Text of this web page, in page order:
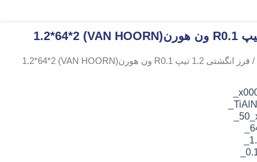
/ فرز انگشتی 1.2 تیپ R0.1 ون هورن(VAN HOORN) 1.2*64*2